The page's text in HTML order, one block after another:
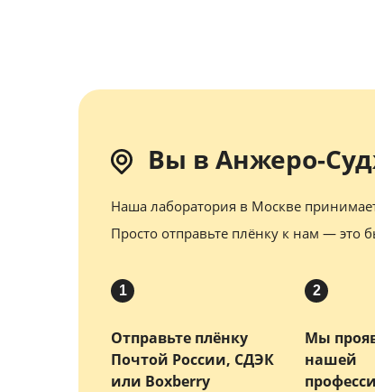
Вы в Анжеро-
Наша лаборатория в Москве
Просто отправьте плёнку к нам — это
1
Отправьте плёнку
Почтой России, СДЭК
или Boxberry
2
Мы
нашей